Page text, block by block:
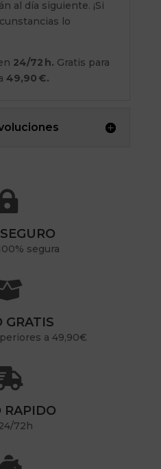
al día siguiente. ¡Si
lo
24/72 h. Gratis para
49,90 €.
segura
GRATIS
a 49,90€
RAPIDO
72h